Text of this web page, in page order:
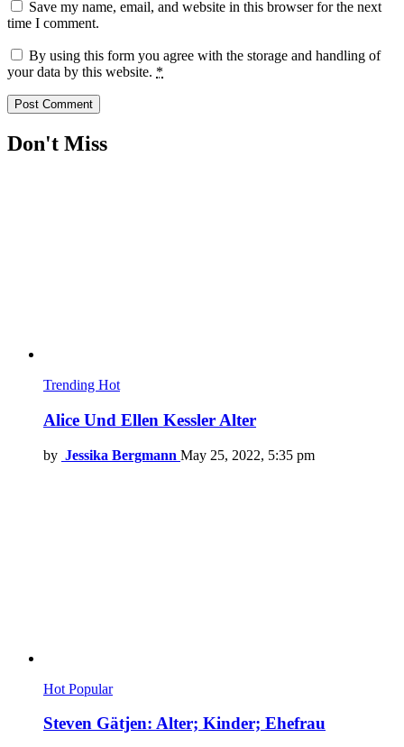
Save my name, email, and website in this browser for the next
time I comment.
By using this form you agree with the storage and handling of
your data by this website. *
Don't Miss
Trending Hot
Alice Und Ellen Kessler Alter
by Jessika Bergmann May 25, 2022, 5:35 pm
Hot Popular
Steven Gätjen: Alter; Kinder; Ehefrau